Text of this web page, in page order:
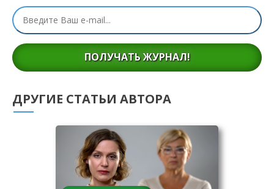
ПОЛУЧАТЬ ЖУРНАЛ!
ДРУГИЕ СТАТЬИ АВТОРА